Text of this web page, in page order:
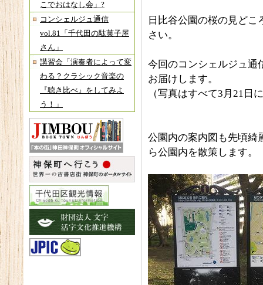
こでおはなし会」?
コンシェルジュ通信
vol.81「千代田の駄菓子屋
さん」
講習会「演奏者によって変
わる？クラシック音楽の
『聴き比べ』をしてみよ
う！」
日比谷公園の桜の見どこ
さい。
今回のコンシェルジュ通
お届けします。
（写真はすべて3月21日
公園内の案内図も先頃綺
ら公園内を散策します。